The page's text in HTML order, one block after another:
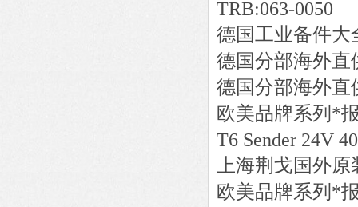
TRB:063-0050
德国工业备件大
德国分部海外直
德国分部海外直
欧美品牌系列*
T6 Sender 24V
上海荆戈国外
欧美品牌系列*